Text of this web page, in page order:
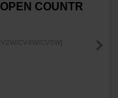
COUNTR
CV4W/CV5W]